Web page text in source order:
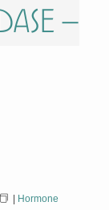
–
| Hormone